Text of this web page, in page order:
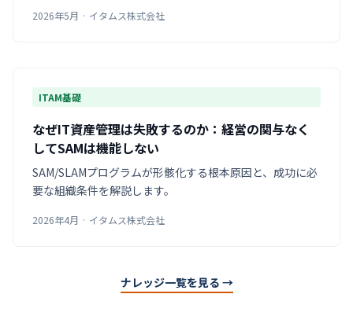
2026年5月 · イタムス株式会社
ITAM基礎
なぜIT資産管理は失敗するのか：経営の関与なく
してSAMは機能しない
SAM/SLAMプログラムが形骸化する根本原因と、成功に必
要な組織条件を解説します。
2026年4月 · イタムス株式会社
ナレッジ一覧を見る →